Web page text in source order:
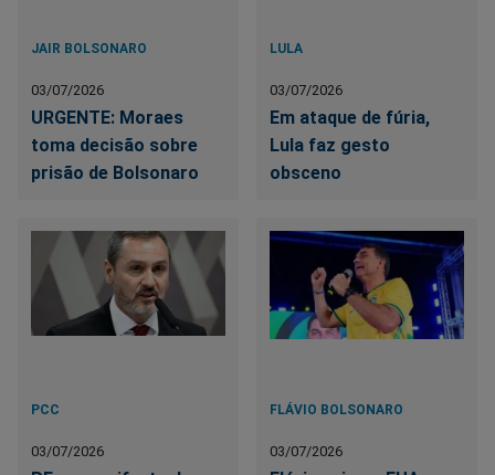
JAIR BOLSONARO
03/07/2026
URGENTE: Moraes
toma decisão sobre
prisão de Bolsonaro
LULA
03/07/2026
Em ataque de fúria,
Lula faz gesto
obsceno
PCC
03/07/2026
FLÁVIO BOLSONARO
03/07/2026